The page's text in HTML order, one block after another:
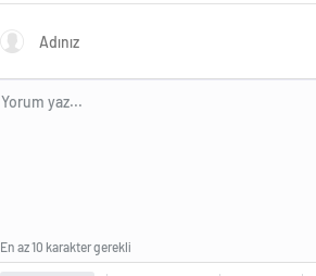
En az 10 karakter gerekli